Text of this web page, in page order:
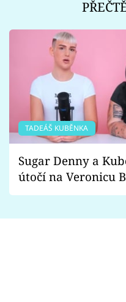
TADEÁŠ KUBĚNKA
Sugar Denny a
útočí na Veronicu
Proč je podle nich